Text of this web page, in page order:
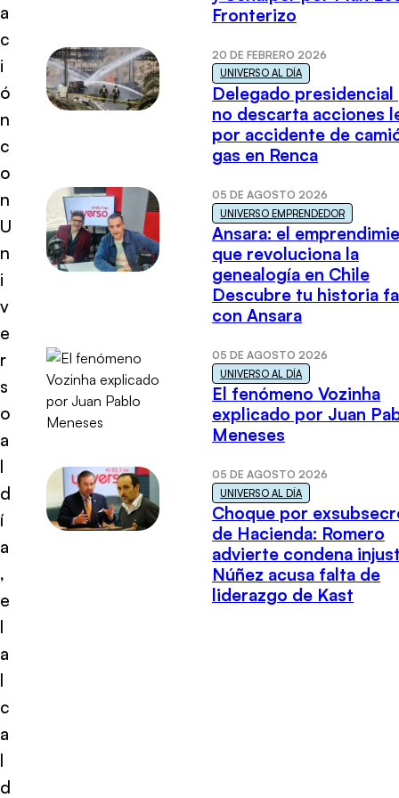
a
c
i
ó
n
c
o
n
U
n
i
v
e
r
s
o
a
l
d
í
a
,
e
l
a
l
c
a
l
d
Fronterizo
20 DE FEBRERO 2026
UNIVERSO AL DÍA
Delegado presidencial
no descarta acciones
por accidente de
gas en Renca
05 DE AGOSTO 2026
UNIVERSO EMPRENDEDOR
Ansara: el
que revoluciona la
genealogía en Chile
Descubre tu historia
con Ansara
05 DE AGOSTO 2026
UNIVERSO AL DÍA
El fenómeno Vozinha
explicado por Juan
Meneses
05 DE AGOSTO 2026
UNIVERSO AL DÍA
Choque por
de Hacienda: Romero
advierte condena
Núñez acusa falta de
liderazgo de Kast